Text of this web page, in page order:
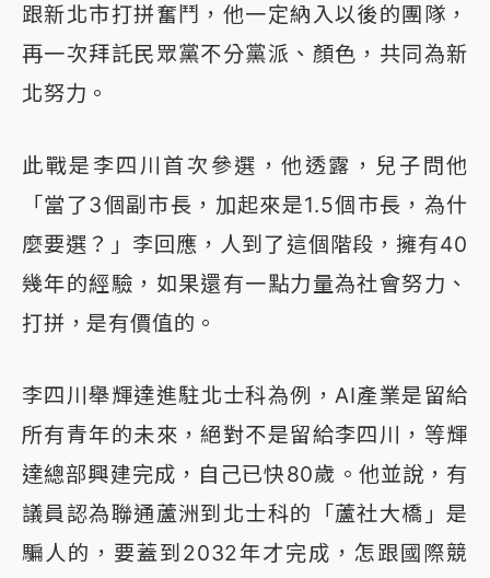
跟新北市打拼奮鬥，他一定納入以後的團隊，
再一次拜託民眾黨不分黨派、顏色，共同為新
北努力。
此戰是李四川首次參選，他透露，兒子問他
「當了3個副市長，加起來是1.5個市長，為什
麼要選？」李回應，人到了這個階段，擁有40
幾年的經驗，如果還有一點力量為社會努力、
打拼，是有價值的。
李四川舉輝達進駐北士科為例，AI產業是留給
所有青年的未來，絕對不是留給李四川，等輝
達總部興建完成，自己已快80歲。他並說，有
議員認為聯通蘆洲到北士科的「蘆社大橋」是
騙人的，要蓋到2032年才完成，怎跟國際競